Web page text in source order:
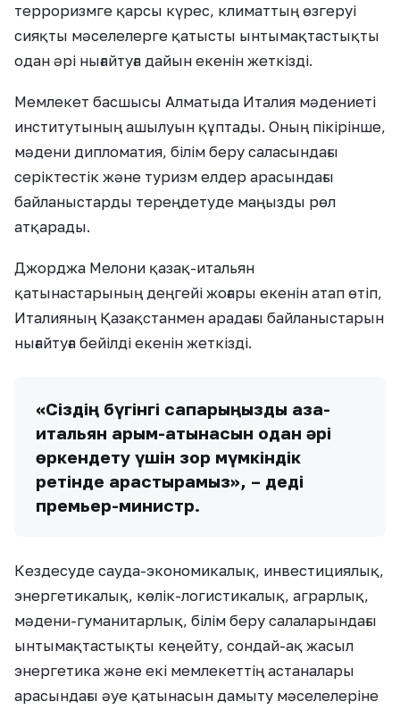
терроризмге қарсы күрес, климаттың өзгеруі
сияқты мәселелерге қатысты ынтымақтастықты
одан әрі нығайтуға дайын екенін жеткізді.
Мемлекет басшысы Алматыда Италия мәдениеті
институтының ашылуын құптады. Оның пікірінше,
мәдени дипломатия, білім беру саласындағы
серіктестік және туризм елдер арасындағы
байланыстарды тереңдетуде маңызды рөл
атқарады.
Джорджа Мелони қазақ-итальян
қатынастарының деңгейі жоғары екенін атап өтіп,
Италияның Қазақстанмен арадағы байланыстарын
нығайтуға бейілді екенін жеткізді.
«Сіздің бүгінгі сапарыңызды қазақ-
итальян қарым-қатынасын одан әрі
өркендету үшін зор мүмкіндік
ретінде қарастырамыз», – деді
премьер-министр.
Кездесуде сауда-экономикалық, инвестициялық,
энергетикалық, көлік-логистикалық, аграрлық,
мәдени-гуманитарлық, білім беру салаларындағы
ынтымақтастықты кеңейту, сондай-ақ жасыл
энергетика және екі мемлекеттің астаналары
арасындағы әуе қатынасын дамыту мәселелеріне